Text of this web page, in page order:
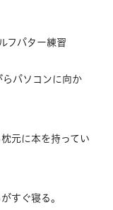
パター練習
ソコンに向か
元に本を持ってい
すぐ寝る。